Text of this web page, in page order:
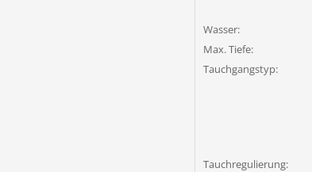
Wasser:
Max. Tiefe:
Tauchgangstyp:
Tauchregulierung: